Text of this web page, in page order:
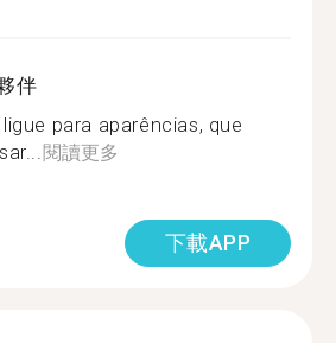
伴
para aparências, que
閱讀更多
下載APP